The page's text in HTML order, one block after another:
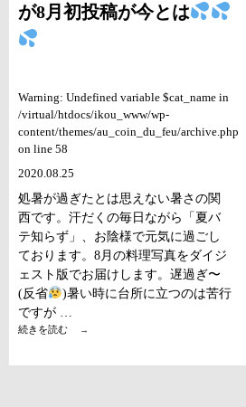
が8月初投稿が今とは
Warning: Undefined variable $cat_name in
/virtual/htdocs/ikou_www/wp-
content/themes/au_coin_du_feu/archive.php
on line 58
2020.08.25
処暑が過ぎたとは思えない暑さの関
西です。汗だくの毎日ながら「夏バ
テ知らず」、お陰様で元気に過ごし
ております。8月の料理写真をダイジ
ェスト版でお届けします。遅過ぎ〜
(反省
)暑い時に台所に立つのは苦行
ですが …
続きを読む →